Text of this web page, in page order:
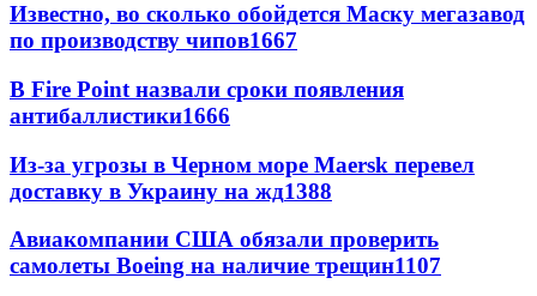
Известно, во сколько обойдется Маску мегазавод
по производству чипов1667
В Fire Point назвали сроки появления
антибаллистики1666
Из-за угрозы в Черном море Maersk перевел
доставку в Украину на жд1388
Авиакомпании США обязали проверить
самолеты Boeing на наличие трещин1107